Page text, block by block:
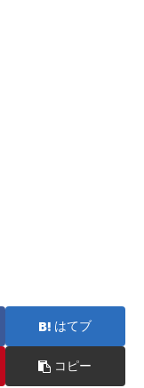
はてブ
コピー